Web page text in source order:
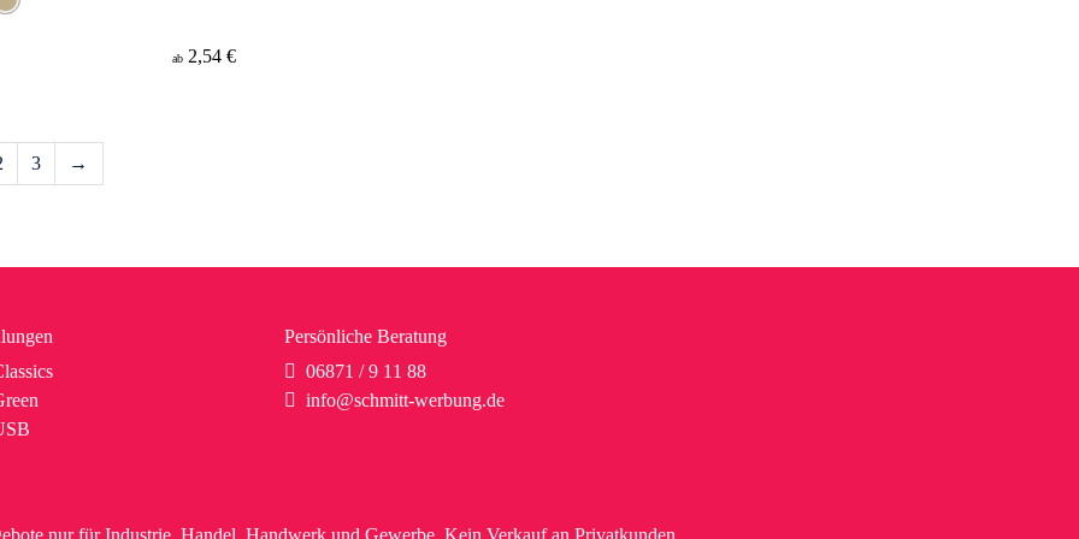
ab 2,54 €
3 →
Persönliche Beratung
06871 / 9 11 88
info@schmitt-werbung.de
nur für Industrie, Handel, Handwerk und Gewerbe. Kein Verkauf an Privatkunden.